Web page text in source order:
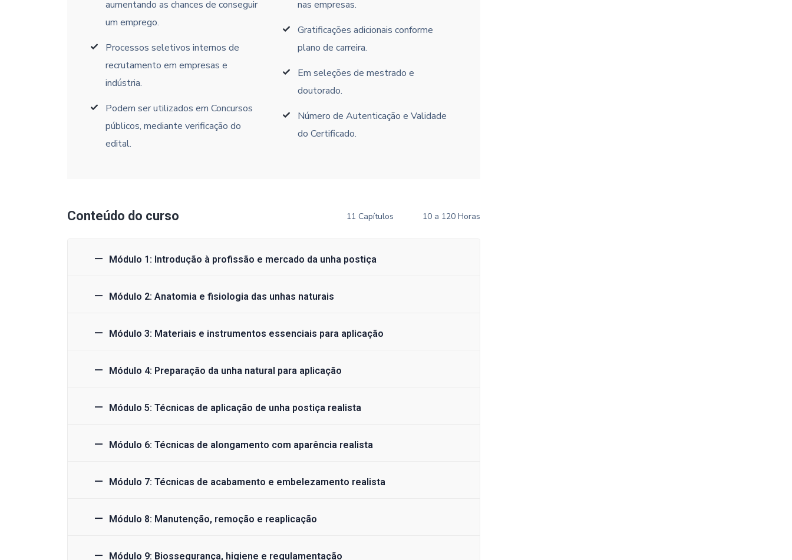
aumentando as chances de conseguir
um emprego.
Processos seletivos internos de
recrutamento em empresas e
indústria.
Podem ser utilizados em Concursos
públicos, mediante verificação do
edital.
nas empresas.
Gratificações adicionais conforme
plano de carreira.
Em seleções de mestrado e
doutorado.
Número de Autenticação e Validade
do Certificado.
Conteúdo do curso 11 Capítulos 10 a 120 Horas
Módulo 1: Introdução à profissão e mercado da unha postiça
Módulo 2: Anatomia e fisiologia das unhas naturais
Módulo 3: Materiais e instrumentos essenciais para aplicação
Módulo 4: Preparação da unha natural para aplicação
Módulo 5: Técnicas de aplicação de unha postiça realista
Módulo 6: Técnicas de alongamento com aparência realista
Módulo 7: Técnicas de acabamento e embelezamento realista
Módulo 8: Manutenção, remoção e reaplicação
Módulo 9: Biossegurança, higiene e regulamentação